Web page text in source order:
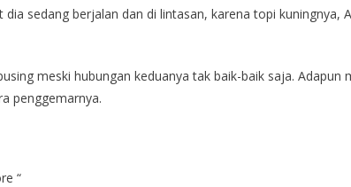
sedang berjalan dan di lintasan, karena topi kuningnya,
meski hubungan keduanya tak baik-baik saja. Adapun
penggemarnya.
“